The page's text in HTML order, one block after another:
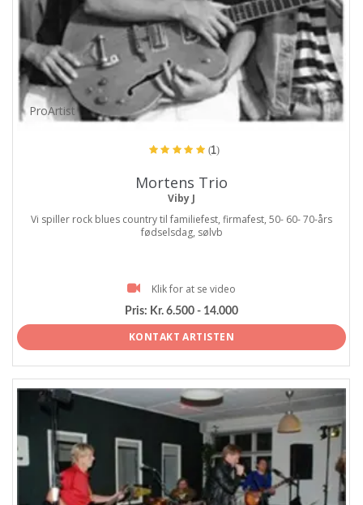
ProArtist
(1)
Mortens Trio
Viby J
Vi spiller rock blues country til familiefest, firmafest, 50- 60- 70-års
fødselsdag, sølvb
Klik for at se video
Pris: Kr. 6.500 - 14.000
KONTAKT ARTISTEN